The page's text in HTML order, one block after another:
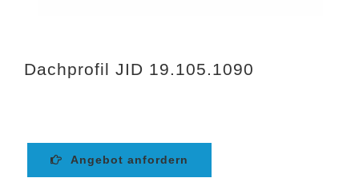
Dachprofil JID 19.105.1090
Angebot anfordern